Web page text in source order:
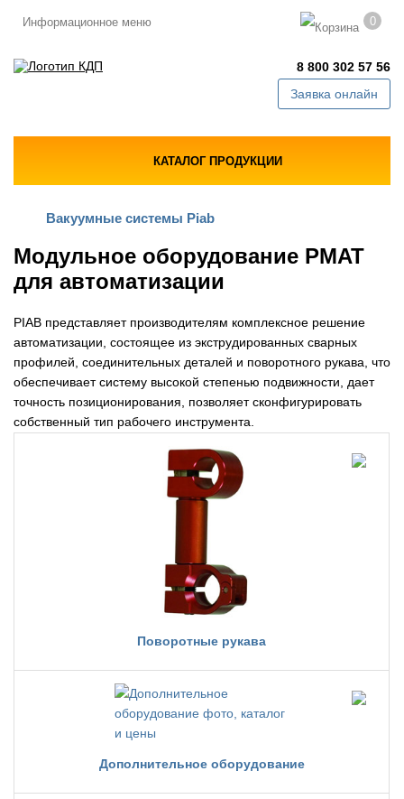
Информационное меню 0
8 800 302 57 56
Заявка онлайн
КАТАЛОГ ПРОДУКЦИИ
Вакуумные системы Piab
Модульное оборудование PMAT
для автоматизации
PIAB представляет производителям комплексное решение
автоматизации, состоящее из экструдированных сварных
профилей, соединительных деталей и поворотного рукава, что
обеспечивает систему высокой степенью подвижности, дает
точность позиционирования, позволяет сконфигурировать
собственный тип рабочего инструмента.
Поворотные рукава
Дополнительное оборудование